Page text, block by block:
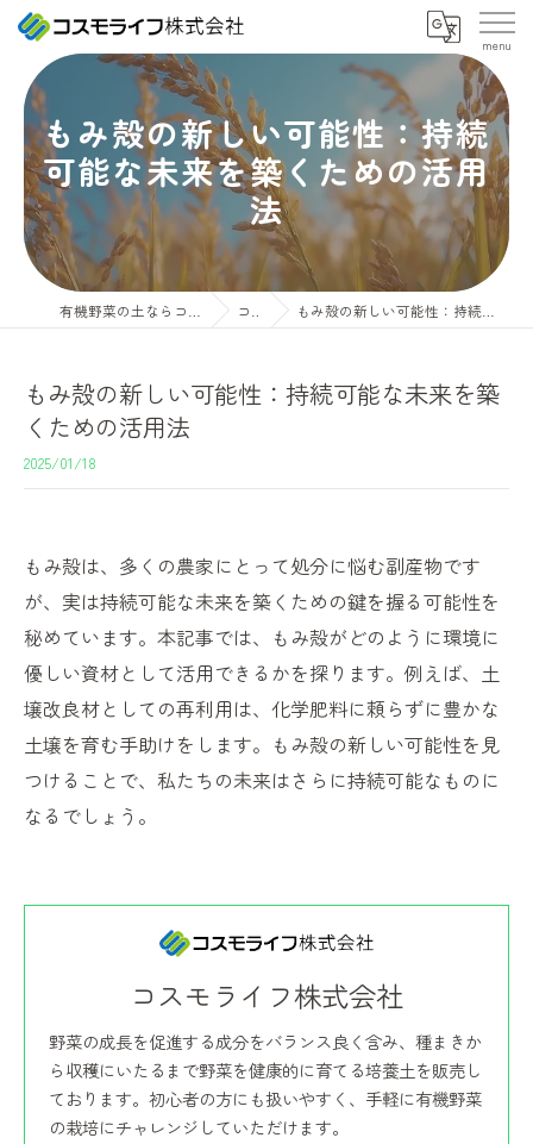
もみ殻の新しい可能性：持続
可能な未来を築くための活用
法
コラム もみ殻の新しい可能性：持続可能な未来を築くための活用法
もみ殻の新しい可能性：持続可能な未来を築
くための活用法
2025/01/18
もみ殻は、多くの農家にとって処分に悩む副産物です
が、実は持続可能な未来を築くための鍵を握る可能性を
秘めています。本記事では、もみ殻がどのように環境に
優しい資材として活用できるかを探ります。例えば、土
壌改良材としての再利用は、化学肥料に頼らずに豊かな
土壌を育む手助けをします。もみ殻の新しい可能性を見
つけることで、私たちの未来はさらに持続可能なものに
なるでしょう。
コスモライフ株式会社
野菜の成長を促進する成分をバランス良く含み、種まきか
ら収穫にいたるまで野菜を健康的に育てる培養土を販売し
ております。初心者の方にも扱いやすく、手軽に有機野菜
の栽培にチャレンジしていただけます。